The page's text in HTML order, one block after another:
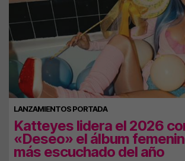
LANZAMIENTOS PORTADA
Katteyes lidera el 2026
«Deseo» el álbum
más escuchado del año